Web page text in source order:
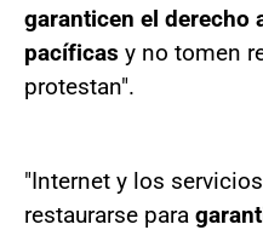
garanticen el derecho
pacíficas y no tomen
protestan".
"Internet y los
restaurarse para